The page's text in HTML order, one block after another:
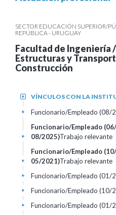
SECTOR EDUCACIÓN SUPERIOR/
REPÚBLICA - URUGUAY
Facultad de Ingeniería
Estructuras y
Construcción
VÍNCULOS CON LA
+
Funcionario/Empleado (08/
+
Funcionario/Empleado
08/2025)Trabajo relevante
+
Funcionario/Empleado
05/2021)Trabajo relevante
+
Funcionario/Empleado (01/
+
Funcionario/Empleado (10/
+
Funcionario/Empleado (01/
+